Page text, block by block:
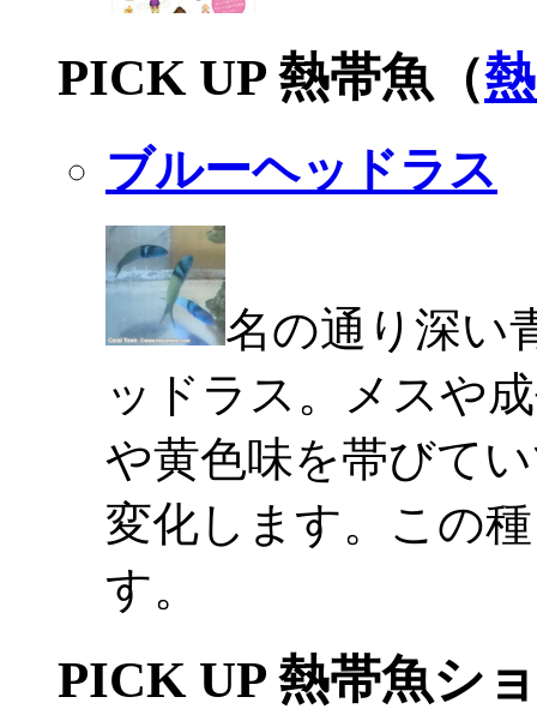
PICK UP 熱帯魚（
ブルーヘッドラス
名の通り深い
ッドラス。メスや
や黄色味を帯びて
変化します。この
す。
PICK UP 熱帯魚シ